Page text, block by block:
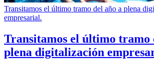
Transitamos el último tramo del año a plena
empresarial.
Transitamos el último tramo
plena digitalización